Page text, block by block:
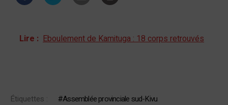
Lire : Eboulement de Kamituga : 18 corps retrouvés
Étiquettes :
Assemblée provinciale sud-Kivu